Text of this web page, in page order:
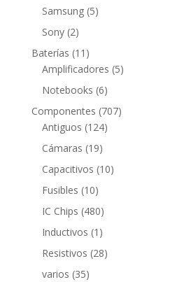
producto
Samsung 55
Sony 22
productos
Baterías 11 11
productos
Amplificadores 55
Notebooks 66
productos
Componentes 707707
Antiguos 124124
Cámaras 1919
productos
Capacitivos 1010
Fusibles 1010
productos
IC Chips 480480
productos
Inductivos 1 1
producto
Resistivos 2828
varios 3535